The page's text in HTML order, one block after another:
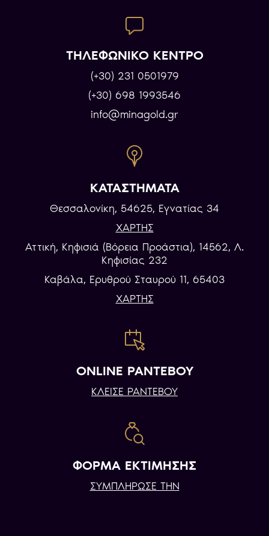
ΤΗΛΕΦΩΝΙΚΟ ΚΕΝΤΡΟ
(+30) 231 0501979
(+30) 698 1993546
info@minagold.gr
ΚΑΤΑΣΤΗΜΑΤΑ
Θεσσαλονίκη, 54625, Εγνατίας 34
ΧΑΡΤΗΣ
Αττική, Κηφισιά (Βόρεια Προάστια), 14562, Λ.
Κηφισίας 232
Καβάλα, Eρυθρού Σταυρού 11, 65403
ΧΑΡΤΗΣ
ONLINE ΡΑΝΤΕΒΟΥ
ΚΛΕΙΣΕ ΡΑΝΤΕΒΟΥ
ΦΟΡΜΑ ΕΚΤΙΜΗΣΗΣ
ΣΥΜΠΛΗΡΩΣΕ ΤΗΝ